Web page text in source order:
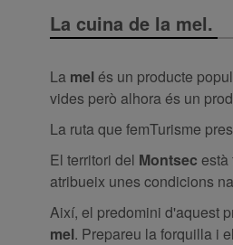
La cuina de la mel.
La melés un producte
vides però alhora és un
La ruta que femTurisme
El territori del Montsec està
atribueix unes condicions
Així, el predomini d'aquest
mel. Prepareu la forquilla i